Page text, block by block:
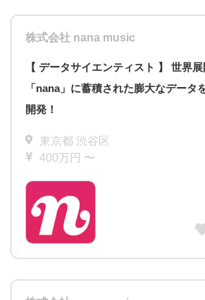
株式会社 nana music
【 データサイエンティスト 】 世界
「nana」に蓄積された膨大なデータ
開発！
東京都 渋谷区
400万円 〜